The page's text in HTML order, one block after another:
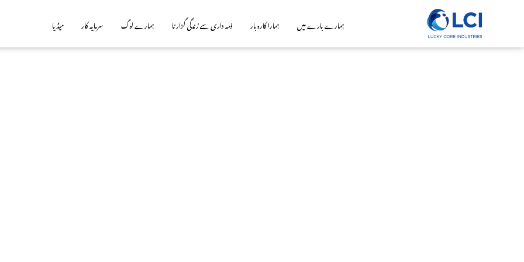
ہمارے بارے میں ہمارا کاروبار ذمہ داری سے زندگی گزارنا ہمارے لوگ سرمایہ کار میڈیا